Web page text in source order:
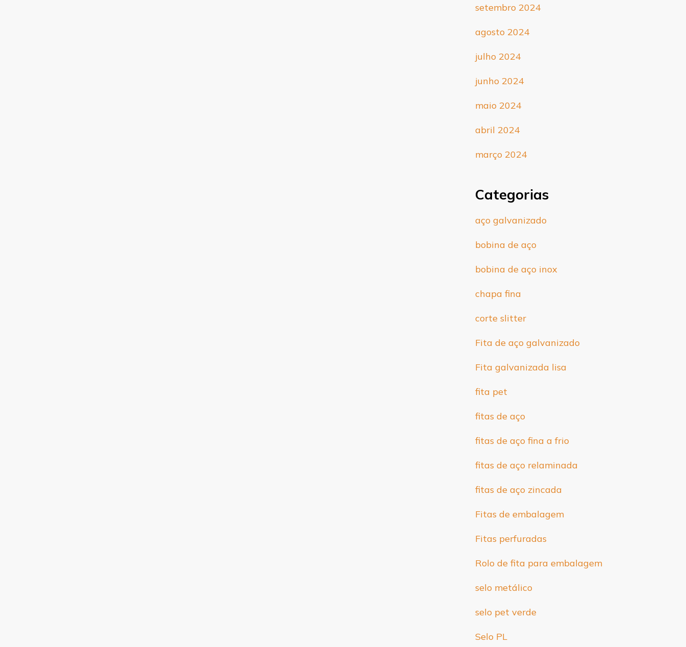
setembro 2024
agosto 2024
julho 2024
junho 2024
maio 2024
abril 2024
março 2024
Categorias
aço galvanizado
bobina de aço
bobina de aço inox
chapa fina
corte slitter
Fita de aço galvanizado
Fita galvanizada lisa
fita pet
fitas de aço
fitas de aço fina a frio
fitas de aço relaminada
fitas de aço zincada
Fitas de embalagem
Fitas perfuradas
Rolo de fita para embalagem
selo metálico
selo pet verde
Selo PL